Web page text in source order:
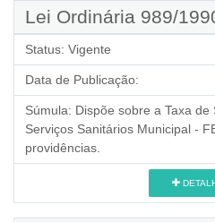
Lei Ordinária 989/
Status: Vigente
Data de Publicação:
Súmula: Dispõe sobre a Taxa
Serviços Sanitários Municipal -
providências.